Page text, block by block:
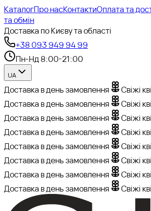
КаталогПро насКонтактиОплата та
та обмін
Доставка по Києву та області
+38 093 949 94 99
Пн-Нд 8:00-21:00
UA
Доставка в день замовлення
Свіжі
Доставка в день замовлення
Свіжі
Доставка в день замовлення
Свіжі
Доставка в день замовлення
Свіжі
Доставка в день замовлення
Свіжі
Доставка в день замовлення
Свіжі
Доставка в день замовлення
Свіжі
Доставка в день замовлення
Свіжі